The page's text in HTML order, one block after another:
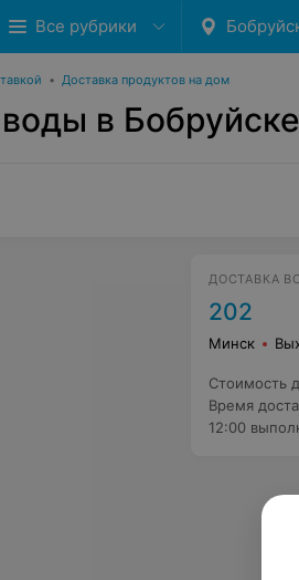
Все рубрики
• Доставка продуктов на дом
в Бобруйске
ДОСТАВКА
202
Минск
Стоимость
Время
12:00